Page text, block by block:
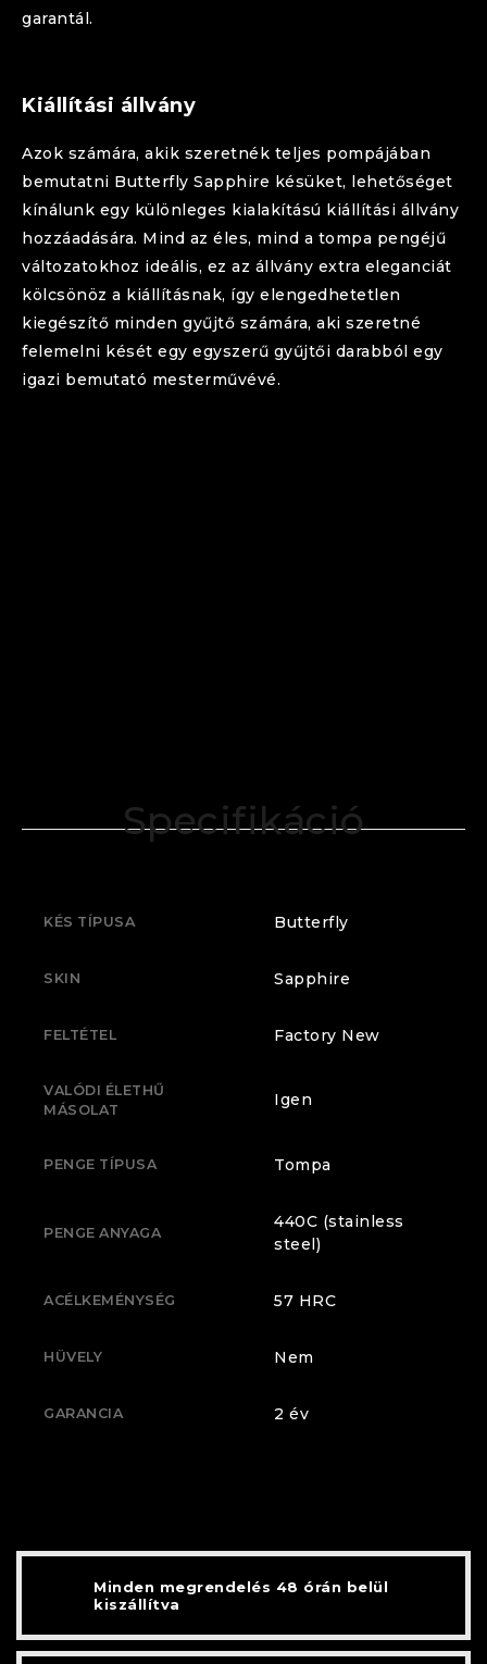
garantál.
Kiállítási állvány
Azok számára, akik szeretnék teljes pompájában
bemutatni Butterfly Sapphire késüket, lehetőséget
kínálunk egy különleges kialakítású kiállítási állvány
hozzáadására. Mind az éles, mind a tompa pengéjű
változatokhoz ideális, ez az állvány extra eleganciát
kölcsönöz a kiállításnak, így elengedhetetlen
kiegészítő minden gyűjtő számára, aki szeretné
felemelni kését egy egyszerű gyűjtői darabból egy
igazi bemutató mesterművévé.
Specifikáció
KÉS TÍPUSA Butterfly
SKIN Sapphire
FELTÉTEL Factory New
VALÓDI ÉLETHŰ
MÁSOLAT
Igen
PENGE TÍPUSA Tompa
PENGE ANYAGA
440C (stainless
steel)
ACÉLKEMÉNYSÉG 57 HRC
HÜVELY Nem
GARANCIA 2 év
Minden megrendelés 48 órán belül
kiszállítva